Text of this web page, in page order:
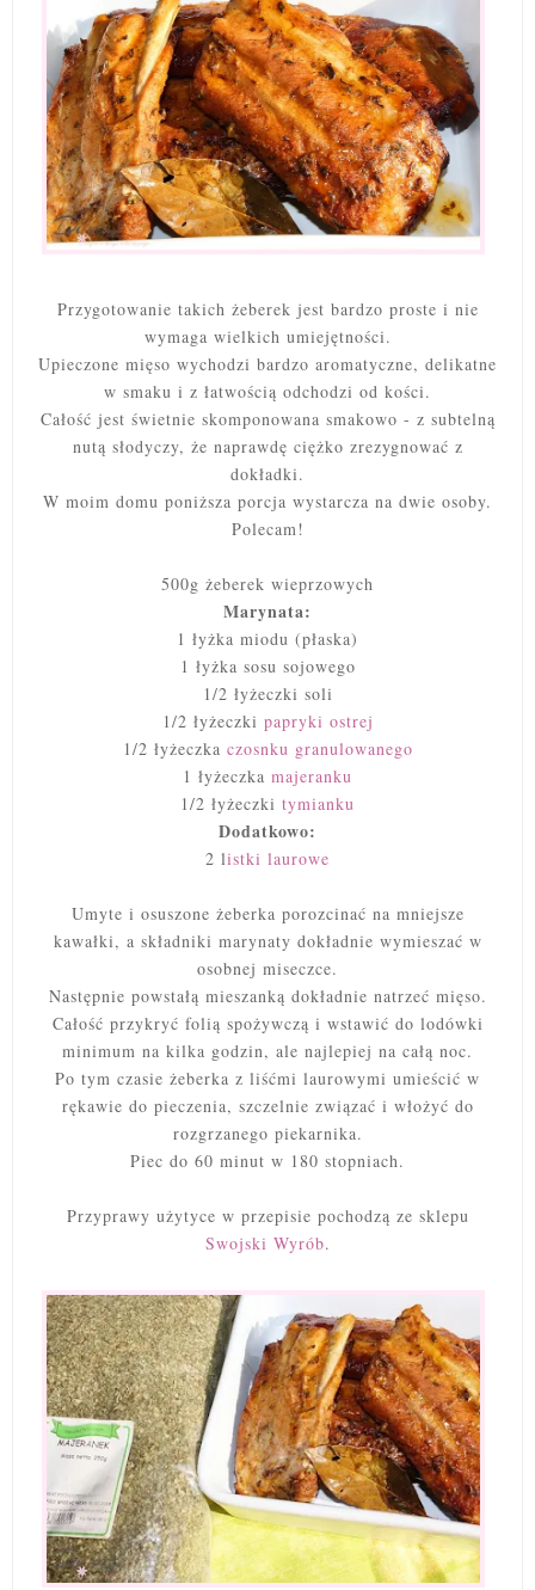
Przygotowanie takich żeberek jest bardzo proste i nie
wymaga wielkich umiejętności.
Upieczone mięso wychodzi bardzo aromatyczne, delikatne
w smaku i z łatwością odchodzi od kości.
Całość jest świetnie skomponowana smakowo - z subtelną
nutą słodyczy, że naprawdę ciężko zrezygnować z
dokładki.
W moim domu poniższa porcja wystarcza na dwie osoby.
Polecam!
500g żeberek wieprzowych
Marynata:
1 łyżka miodu (płaska)
1 łyżka sosu sojowego
1/2 łyżeczki soli
1/2 łyżeczki papryki ostrej
1/2 łyżeczka czosnku granulowanego
1 łyżeczka majeranku
1/2 łyżeczki tymianku
Dodatkowo:
2 listki laurowe
Umyte i osuszone żeberka porozcinać na mniejsze
kawałki, a składniki marynaty dokładnie wymieszać w
osobnej miseczce.
Następnie powstałą mieszanką dokładnie natrzeć mięso.
Całość przykryć folią spożywczą i wstawić do lodówki
minimum na kilka godzin, ale najlepiej na całą noc.
Po tym czasie żeberka z liśćmi laurowymi umieścić w
rękawie do pieczenia, szczelnie związać i włożyć do
rozgrzanego piekarnika.
Piec do 60 minut w 180 stopniach.
Przyprawy użytyce w przepisie pochodzą ze sklepu
Swojski Wyrób.